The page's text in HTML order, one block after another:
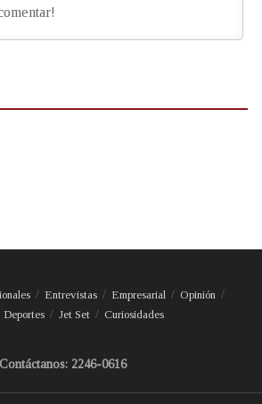
Entrevistas Empresarial
Opinión
Deportes Jet Set Curiosidades
Contáctanos: 2246-0616